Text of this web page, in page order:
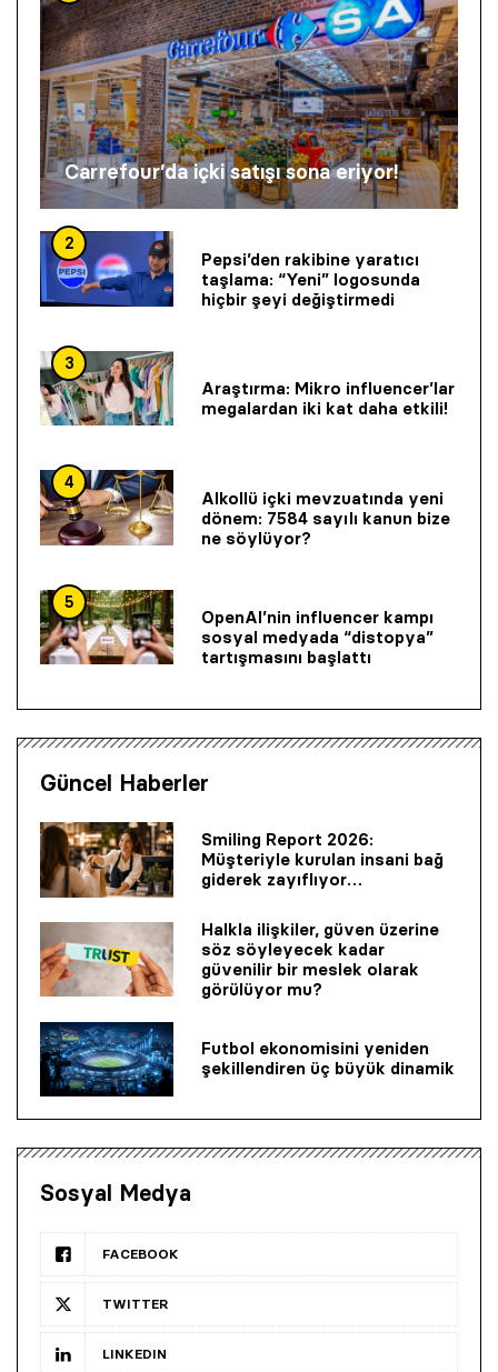
Carrefour’da içki satışı sona eriyor!
2
Pepsi’den rakibine yaratıcı
taşlama: “Yeni” logosunda
hiçbir şeyi değiştirmedi
3
Araştırma: Mikro influencer’lar
megalardan iki kat daha etkili!
4
Alkollü içki mevzuatında yeni
dönem: 7584 sayılı kanun bize
ne söylüyor?
5
OpenAI’nin influencer kampı
sosyal medyada “distopya”
tartışmasını başlattı
Güncel Haberler
Smiling Report 2026:
Müşteriyle kurulan insani bağ
giderek zayıflıyor…
Halkla ilişkiler, güven üzerine
söz söyleyecek kadar
güvenilir bir mes­lek olarak
görülüyor mu?
Futbol ekonomisini yeniden
şekillendiren üç büyük dinamik
Sosyal Medya
FACEBOOK
TWITTER
LINKEDIN